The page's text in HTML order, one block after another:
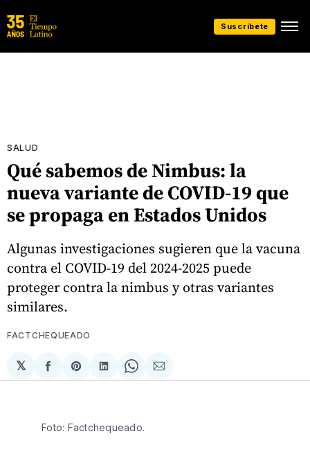
Suscríbete
SALUD
Qué sabemos de Nimbus: la
nueva variante de COVID-19 que
se propaga en Estados Unidos
Algunas investigaciones sugieren que la vacuna
contra el COVID-19 del 2024-2025 puede
proteger contra la nimbus y otras variantes
similares.
FACTCHEQUEADO
𝕏
Compartir
en
Share
on
Compartir
en
Share
on
Compartir
via
Foto: Factchequeado.